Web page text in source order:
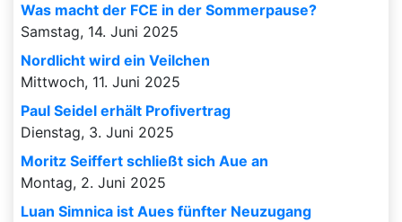
Was macht der FCE in der Sommerpause?
Samstag, 14. Juni 2025
Nordlicht wird ein Veilchen
Mittwoch, 11. Juni 2025
Paul Seidel erhält Profivertrag
Dienstag, 3. Juni 2025
Moritz Seiffert schließt sich Aue an
Montag, 2. Juni 2025
Luan Simnica ist Aues fünfter Neuzugang